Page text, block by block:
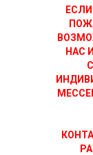
НАС